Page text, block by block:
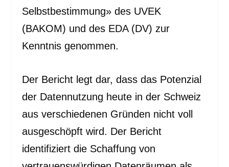
Selbstbestimmung» des UVEK
(BAKOM) und des EDA (DV) zur
Kenntnis genommen.
Der Bericht legt dar, dass das Potenzial
der Datennutzung heute in der Schweiz
aus verschiedenen Gründen nicht voll
ausgeschöpft wird. Der Bericht
identifiziert die Schaffung von